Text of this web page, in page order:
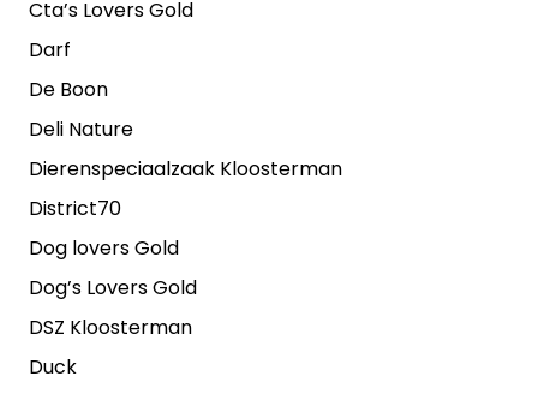
Cta’s Lovers Gold
Darf
De Boon
Deli Nature
Dierenspeciaalzaak Kloosterman
District70
Dog lovers Gold
Dog’s Lovers Gold
DSZ Kloosterman
Duck